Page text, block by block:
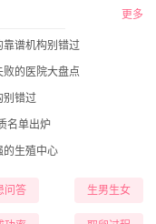
更多
靠谱机构别错过
的医院大盘点
别错过
名单出炉
的生殖中心
问答 生男生女